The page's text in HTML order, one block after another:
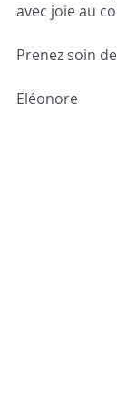
avec joie au
Prenez soin
Eléonore